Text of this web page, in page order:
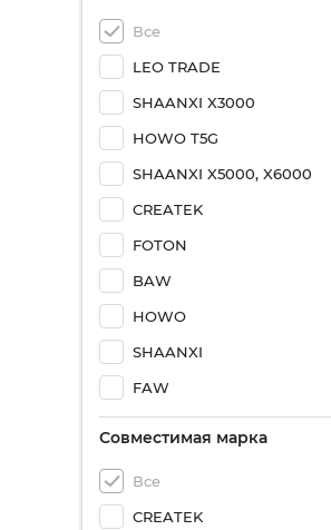
Все
LEO TRADE
SHAANXI X3000
HOWO T5G
SHAANXI X5000, X6000
CREATEK
FOTON
BAW
HOWO
SHAANXI
FAW
Совместимая марка
Все
CREATEK